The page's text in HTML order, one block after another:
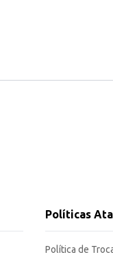
Políticas
Política de